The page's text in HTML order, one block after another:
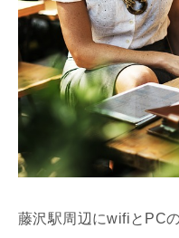
藤沢駅周辺にwifiとPC